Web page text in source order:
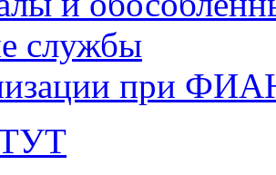
службы
при